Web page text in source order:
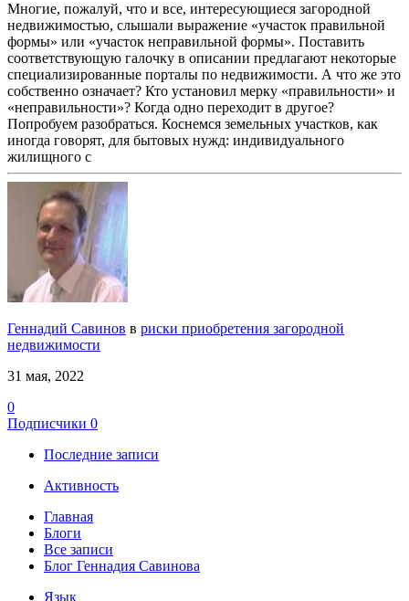
Многие, пожалуй, что и все, интересующиеся загородной
недвижимостью, слышали выражение «участок правильной
формы» или «участок неправильной формы». Поставить
соответствующую галочку в описании предлагают некоторые
специализированные порталы по недвижимости. А что же это
собственно означает? Кто установил мерку «правильности» и
«неправильности»? Когда одно переходит в другое?
Попробуем разобраться. Коснемся земельных участков, как
иногда говорят, для бытовых нужд: индивидуального
жилищного с
Геннадий Савинов в риски приобретения загородной
недвижимости
31 мая, 2022
0
Подписчики 0
Последние записи
Активность
Главная
Блоги
Все записи
Блог Геннадия Савинова
Язык